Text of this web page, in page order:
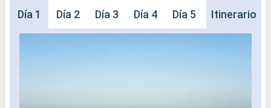
Día 1 Día 2 Día 3 Día 4 Día 5 Día 6 Día
Itinerario